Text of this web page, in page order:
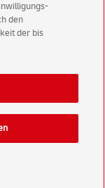
Post AG
Hinweise
den
der bis